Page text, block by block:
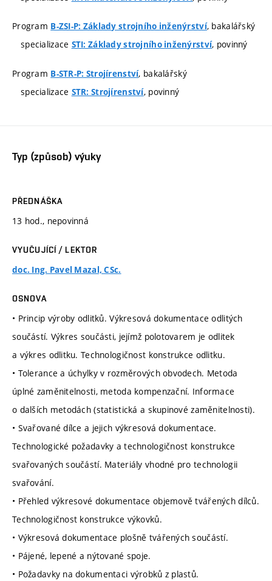
Program B-ZSI-P: Základy strojního inženýrství, bakalářský
specializace STI: Základy strojního inženýrství, povinný
Program B-STR-P: Strojírenství, bakalářský
specializace STR: Strojírenství, povinný
Typ (způsob) výuky
PŘEDNÁŠKA
13 hod., nepovinná
VYUČUJÍCÍ / LEKTOR
doc. Ing. Pavel Mazal, CSc.
OSNOVA
• Princip výroby odlitků. Výkresová dokumentace odlitých
součástí. Výkres součásti, jejímž polotovarem je odlitek
a výkres odlitku. Technologičnost konstrukce odlitku.
• Tolerance a úchylky v rozměrových obvodech. Metoda
úplné zaměnitelnosti, metoda kompenzační. Informace
o dalších metodách (statistická a skupinové zaměnitelnosti).
• Svařované dílce a jejich výkresová dokumentace.
Technologické požadavky a technologičnost konstrukce
svařovaných součástí. Materiály vhodné pro technologii
svařování.
• Přehled výkresové dokumentace objemově tvářených dílců.
Technologičnost konstrukce výkovků.
• Výkresová dokumentace plošně tvářených součástí.
• Pájené, lepené a nýtované spoje.
• Požadavky na dokumentaci výrobků z plastů.